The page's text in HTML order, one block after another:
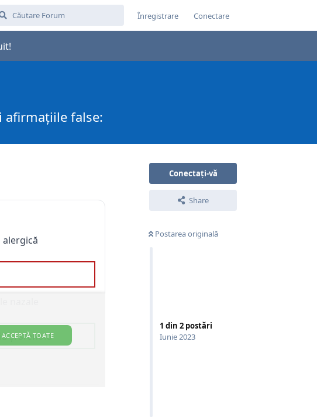
Înregistrare Conectare
afirmațiile false:
Conectați-vă
Share
Postarea originală
1 din 2 postări
Iunie 2023